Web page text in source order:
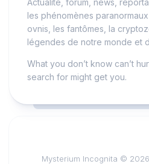
Actualité, forum, news,
les phénomènes
ovnis, les fantômes, la
légendes de notre monde et
What you don’t know can’t
search for might get you.
Mysterium Incognita ©